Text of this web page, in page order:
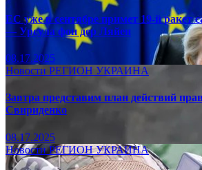
ЕС уже в сентябре примет 19-й ракет
— Урсула фон дер Ляйен
08.17.2025
Новости РЕГИОН УКРАИНА
Завтра представим план действий
Свириденко
08.17.2025
НовостиРЕГИОНУКРАИНА